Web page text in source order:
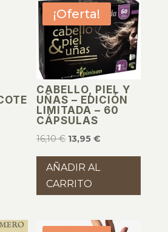
¡Oferta!
CABELLO, PIEL Y
UÑAS – EDICIÓN
LIMITADA – 60
CÁPSULAS
16,10€ El
precio
original
era:
13,95€
precio
actual
AÑADIR AL
CARRITO